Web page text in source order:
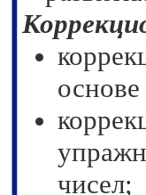
чисел;